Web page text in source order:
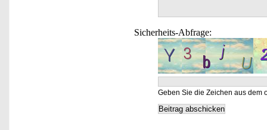
Sicherheits-Abfrage:
Geben Sie die Zeichen aus dem